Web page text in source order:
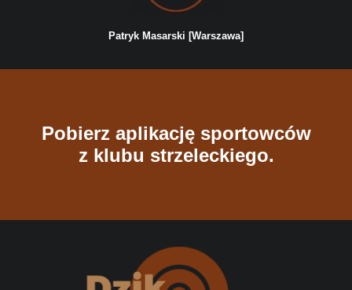
Patryk Masarski [Warszawa]
Pobierz aplikację sportowców
z klubu strzeleckiego.